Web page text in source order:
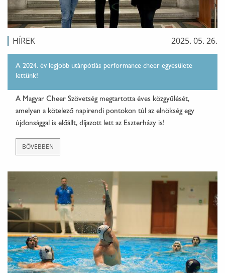
HÍREK 2025. 05. 26.
A 2024. év legjobb utánpótlás performance cheer egyesülete
lettünk!
A Magyar Cheer Szövetség megtartotta éves közgyűlését,
amelyen a kötelező napirendi pontokon túl az elnökség egy
újdonsággal is előállt, díjazott lett az Eszterházy is!
BŐVEBBEN